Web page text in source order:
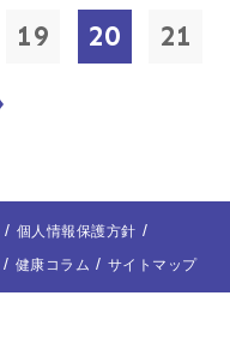
19 20
21
個人情報保護方針
健康コラム サイトマップ